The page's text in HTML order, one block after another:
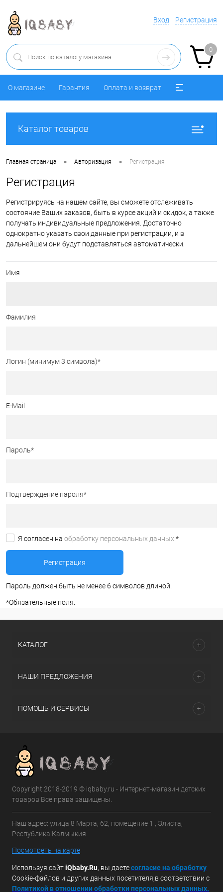
Вход Регистрация
0
О магазине Гарантия Оплата и возврат
Каталог товаров
Главная страница • Авторизация • Регистрация
Регистрация
Регистрируясь на нашем сайте, вы сможете отслеживать
состояние Ваших заказов, быть в курсе акций и скидок, а также
получать индивидуальные предложения. Достаточно
однократно указать свои данные при регистрации, и в
дальнейшем они будут подставляться автоматически.
Имя
Фамилия
Логин (минимум 3 символа)*
E-Mail
Пароль*
Подтверждение пароля*
Я согласен на обработку персональных данных. *
Пароль должен быть не менее 6 символов длиной.
*Обязательные поля.
КАТАЛОГ
НАШИ ПРЕДЛОЖЕНИЯ
ПОМОЩЬ И СЕРВИСЫ
Copyright 2018-2019 © iqbaby.ru - Интернет-магазин детских
товаров Все права защищены.
Наш адрес: улица 8 Марта, 62, помещение 1 , Элиста,
Республика Калмыкия
Посмотреть на карте
Используя сайтiQbaby.Ru, вы даетесогласие на обработку
Cookie-файлов и других данных посетителя,в соответствии с
Политикой в отношении обработки персональных данных.